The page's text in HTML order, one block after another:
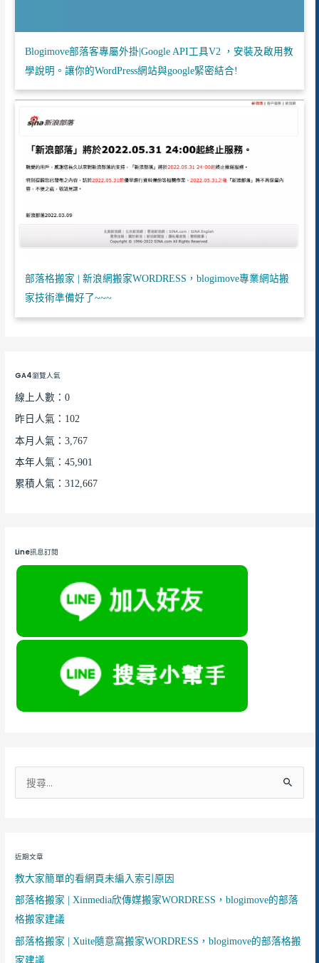
Blogimove部落客專屬外掛|Google API工具V2 ，安裝及啟用教
學說明。讓你的WordPress網站與google緊密結合!
部落格搬家 | 新浪網搬家WORDRESS，blogimove專業網站搬
家技術準備好了~~~
GA4瀏覽人氣
線上人數：0
昨日人氣：102
本月人氣：3,767
本年人氣：45,901
累積人氣：312,667
Line訊息訂閱
:
近期文章
教大家簡單的看網頁未編入索引原因
部落格搬家 | Xinmedia欣傳媒搬家WORDRESS，blogimove的部落
格搬家建議
部落格搬家 | Xuite隨意窩搬家WORDRESS，blogimove的部落格搬
家建議